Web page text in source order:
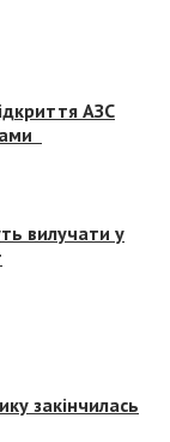
АЗС
вилучати у
закінчилась